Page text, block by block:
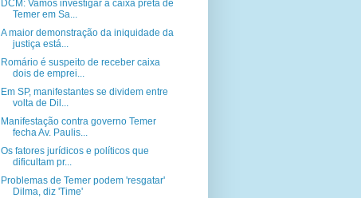
DCM: Vamos investigar a caixa preta de
Temer em Sa...
A maior demonstração da iniquidade da
justiça está...
Romário é suspeito de receber caixa
dois de emprei...
Em SP, manifestantes se dividem entre
volta de Dil...
Manifestação contra governo Temer
fecha Av. Paulis...
Os fatores jurídicos e políticos que
dificultam pr...
Problemas de Temer podem 'resgatar'
Dilma, diz 'Time'